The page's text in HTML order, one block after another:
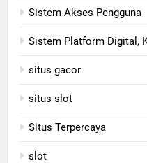
Sistem Akses Pengguna
Sistem Platform Digital,
situs gacor
situs slot
Situs Terpercaya
slot